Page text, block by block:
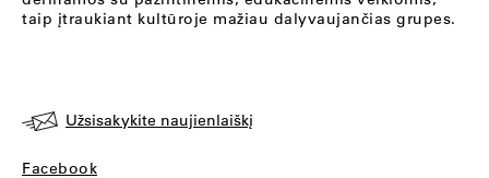
taip įtraukiant kultūroje mažiau dalyvaujančias grupes.
Užsisakykite naujienlaiškį
Facebook